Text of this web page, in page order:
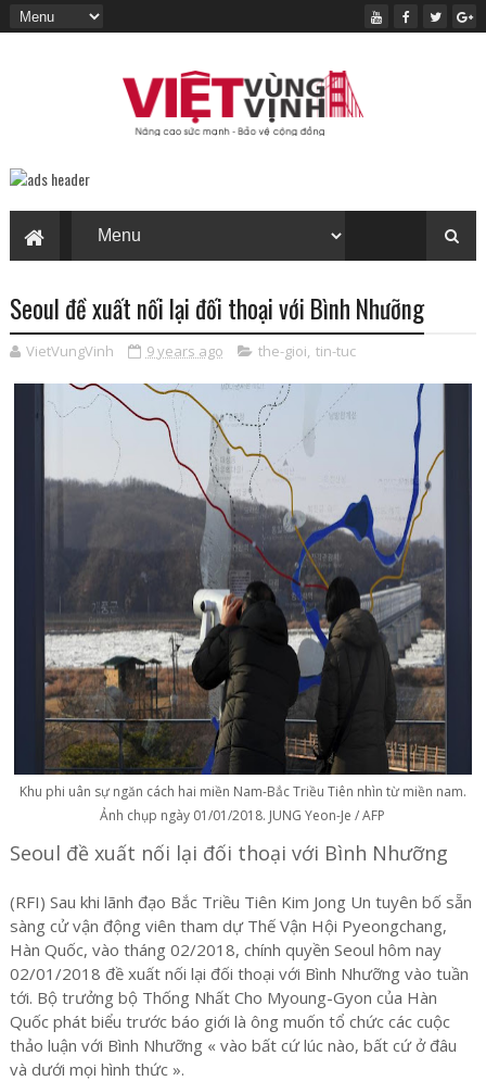
Seoul đề xuất nối lại đối thoại với Bình Nhưỡng
VietVungVinh 9 years ago the-gioi, tin-tuc
Khu phi uân sự ngăn cách hai miền Nam-Bắc Triều Tiên nhìn từ miền nam.
Ảnh chụp ngày 01/01/2018. JUNG Yeon-Je / AFP
Seoul đề xuất nối lại đối thoại với Bình Nhưỡng
(RFI) Sau khi lãnh đạo Bắc Triều Tiên Kim Jong Un tuyên bố sẵn
sàng cử vận động viên tham dự Thế Vận Hội Pyeongchang,
Hàn Quốc, vào tháng 02/2018, chính quyền Seoul hôm nay
02/01/2018 đề xuất nối lại đối thoại với Bình Nhưỡng vào tuần
tới. Bộ trưởng bộ Thống Nhất Cho Myoung-Gyon của Hàn
Quốc phát biểu trước báo giới là ông muốn tổ chức các cuộc
thảo luận với Bình Nhưỡng « vào bất cứ lúc nào, bất cứ ở đâu
và dưới mọi hình thức ».